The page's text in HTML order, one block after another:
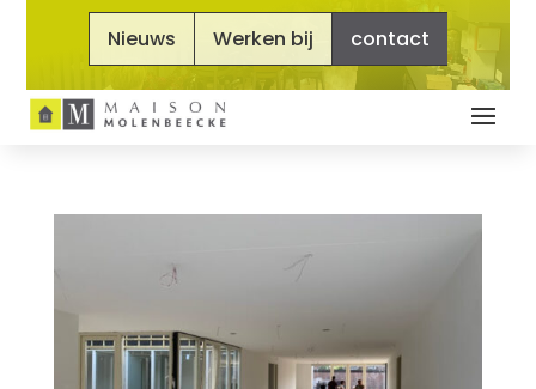
Nieuws Werken bij contact